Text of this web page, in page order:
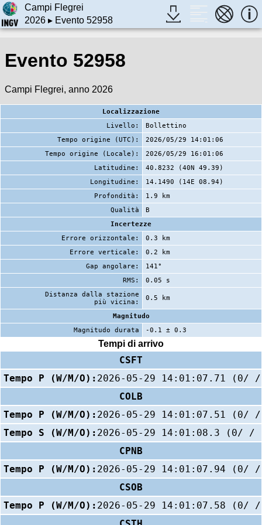
Campi Flegrei
2026▸ Evento 52958
Evento 52958
Campi Flegrei, anno 2026
Localizzazione
Livello:
Bollettino
Tempo origine (UTC):
2026/05/29 14:01:06
Tempo origine (Locale):
2026/05/29 16:01:06
Latitudine:
40.8232 (40N 49.39)
Longitudine:
14.1490 (14E 08.94)
Profondità:
1.9 km
Qualità
B
Incertezze
Errore orizzontale:
0.3 km
Errore verticale:
0.2 km
Gap angolare:
141°
RMS:
0.05 s
Distanza dalla stazione
più vicina:
0.5 km
Magnitudo
Magnitudo durata
-0.1 ± 0.3
Tempi di arrivo
CSFT
Tempo P (W/M/O): 2026-05-29 14:01:07.71 (0/
COLB
Tempo P (W/M/O): 2026-05-29 14:01:07.51 (0/
Tempo S (W/M/O): 2026-05-29 14:01:08.3 (0/ /
CPNB
Tempo P (W/M/O): 2026-05-29 14:01:07.94 (0/
CSOB
Tempo P (W/M/O): 2026-05-29 14:01:07.58 (0/